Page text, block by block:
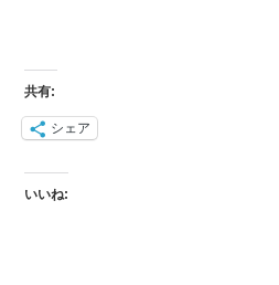
共有:
シェア
いいね: